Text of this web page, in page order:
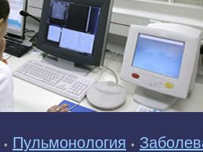
• Пульмонология •